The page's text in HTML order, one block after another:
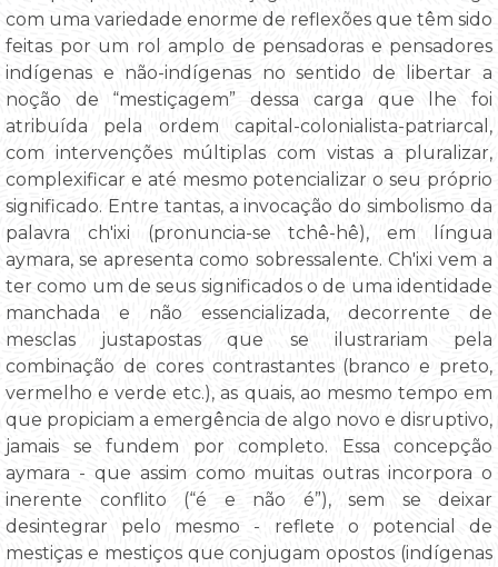
com uma variedade enorme de reflexões que têm sido
feitas por um rol amplo de pensadoras e pensadores
indígenas e não-indígenas no sentido de libertar a
noção de “mestiçagem” dessa carga que lhe foi
atribuída pela ordem capital-colonialista-patriarcal,
com intervenções múltiplas com vistas a pluralizar,
complexificar e até mesmo potencializar o seu próprio
significado. Entre tantas, a invocação do simbolismo da
palavra ch'ixi (pronuncia-se tchê-hê), em língua
aymara, se apresenta como sobressalente. Ch'ixi vem a
ter como um de seus significados o de uma identidade
manchada e não essencializada, decorrente de
mesclas justapostas que se ilustrariam pela
combinação de cores contrastantes (branco e preto,
vermelho e verde etc.), as quais, ao mesmo tempo em
que propiciam a emergência de algo novo e disruptivo,
jamais se fundem por completo. Essa concepção
aymara - que assim como muitas outras incorpora o
inerente conflito (“é e não é”), sem se deixar
desintegrar pelo mesmo - reflete o potencial de
mestiças e mestiços que conjugam opostos (indígenas